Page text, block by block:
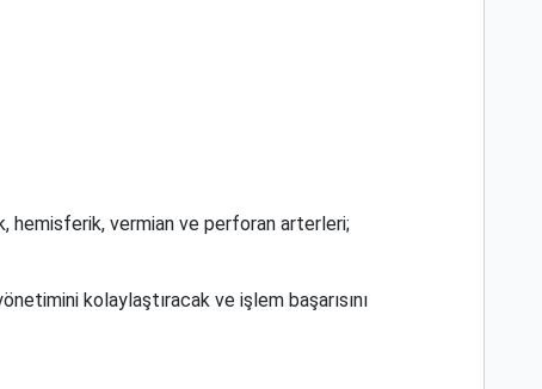
hemisferik, vermian ve perforan arterleri;
kolaylaştıracak ve işlem başarısını